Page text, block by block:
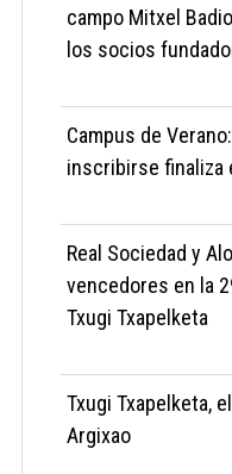
campo Mitxel
los socios
Campus de
inscribirse finaliza
Real Sociedad y
vencedores en la
Txugi Txapelketa
Txugi Txapelketa,
Argixao